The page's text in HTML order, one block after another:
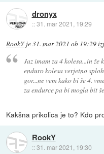
dronyx
::31. mar 2021, 19:29
RookYje31. mar 2021 ob 19:29
Jaz imam za 4 kolesa...in že
enduro kolesa verjetno
gor...ne vem kako bi še 4.
za endurce pa bi mogla bit
Kakšna prikolica je to? Kdo
RookY
::31. mar 2021, 19:30